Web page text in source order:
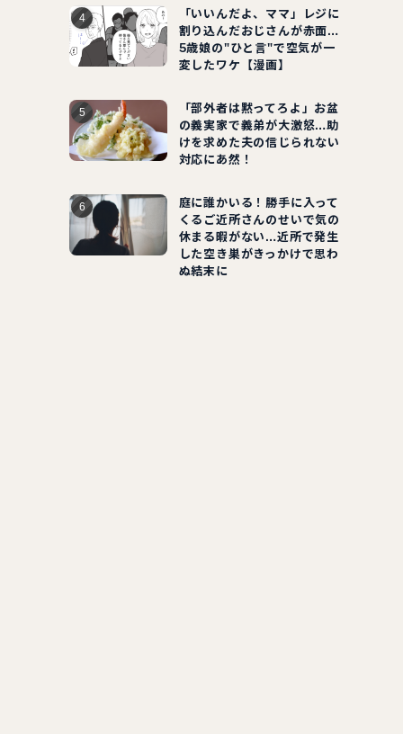
「いいんだよ、ママ」レジに
割り込んだおじさんが赤面…
5歳娘の"ひと言"で空気が一
変したワケ【漫画】
「部外者は黙ってろよ」お盆
の義実家で義弟が大激怒…助
けを求めた夫の信じられない
対応にあ然！
庭に誰かいる！勝手に入って
くるご近所さんのせいで気の
休まる暇がない…近所で発生
した空き巣がきっかけで思わ
ぬ結末に